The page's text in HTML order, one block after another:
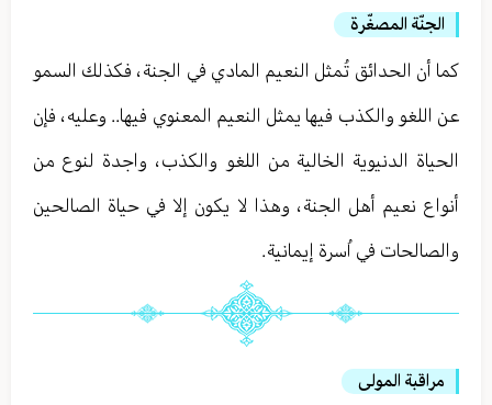
الجنّة المصغّرة
كما أن الحدائق تُمثل النعيم المادي في الجنة ، فكذلك السمو
عن اللغو والكذب فيها يمثل النعيم المعنوي فيها.. وعليه ، فإن
الحياة الدنيوية الخالية من اللغو والكذب ، واجدة لنوع من
أنواع نعيم أهل الجنة ، وهذا لا يكون إلا في حياة الصالحين
والصالحات في اُسرة إيمانية .
مراقبة المولى